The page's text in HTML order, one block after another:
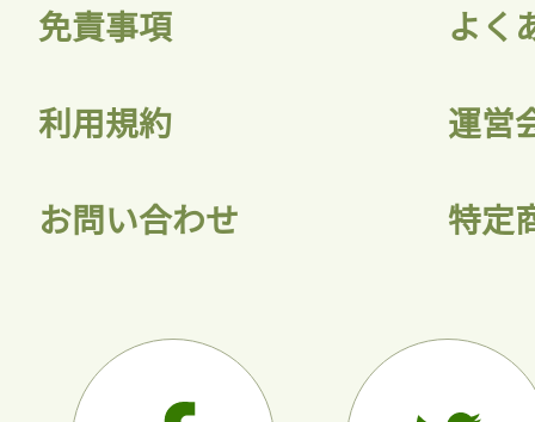
免責事項 よく
利用規約 運営
お問い合わせ 特定